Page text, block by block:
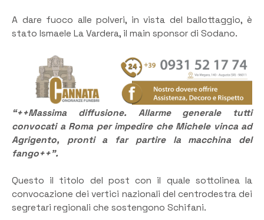
A dare fuoco alle polveri, in vista del ballottaggio, è
stato Ismaele La Vardera, il main sponsor di Sodano.
“++Massima diffusione. Allarme generale tutti
convocati a Roma per impedire che Michele vinca ad
Agrigento, pronti a far partire la macchina del
fango++”.
Questo il titolo del post con il quale sottolinea la
convocazione dei vertici nazionali del centrodestra dei
segretari regionali che sostengono Schifani.